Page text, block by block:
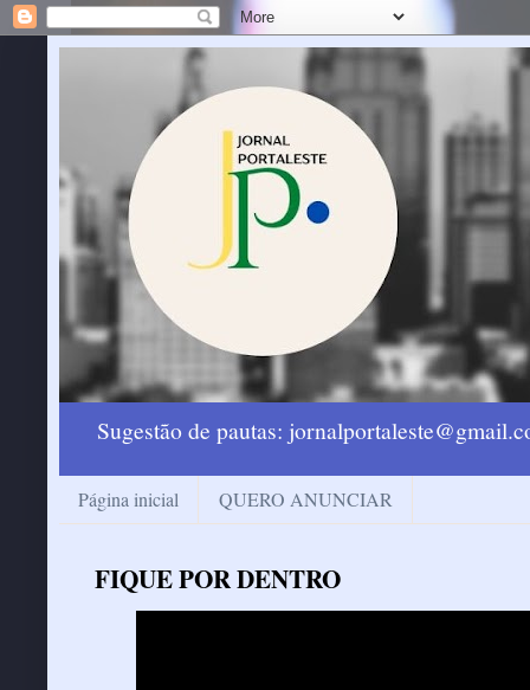
Sugestão de pautas:
Página inicial QUERO ANUNCIAR
FIQUE POR DENTRO